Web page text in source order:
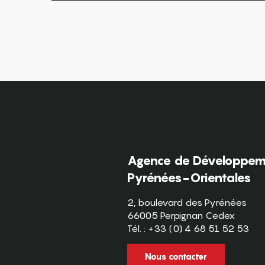
Agence de
Pyrénées-Orientales
2, boulevard des Pyrénées
66005 Perpignan Cedex
Tél. : +33 (0) 4 68 51 52 53
Nous contacter